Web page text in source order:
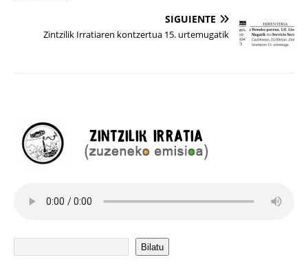
SIGUIENTE
Zintzilik Irratiaren kontzertua 15. urtemugatik
Bilatu